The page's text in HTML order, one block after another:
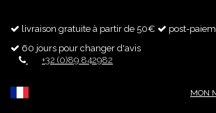
livraison gratuite à partir de 50€
post-
60 jours pour changer d'avis
+32 (0)89 842982
MON